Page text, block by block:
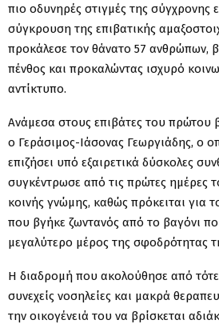
πιο οδυνηρές στιγμές της σύγχρονης
σύγκρουση της επιβατικής
προκάλεσε τον θάνατο 57 ανθρώπων,
πένθος και προκαλώντας ισχυρό
αντίκτυπο.
Ανάμεσα στους επιβάτες του πρώτου
ο Γεράσιμος-Ιάσονας Γεωργιάδης, ο
επιζήσει υπό εξαιρετικά δύσκολες
συγκέντρωσε από τις πρώτες ημέρες
κοινής γνώμης, καθώς πρόκειται για
που βγήκε ζωντανός από το βαγόνι
μεγαλύτερο μέρος της σφοδρότητας
Η διαδρομή που ακολούθησε από τότε
συνεχείς νοσηλείες και μακρά
την οικογένειά του να βρίσκεται